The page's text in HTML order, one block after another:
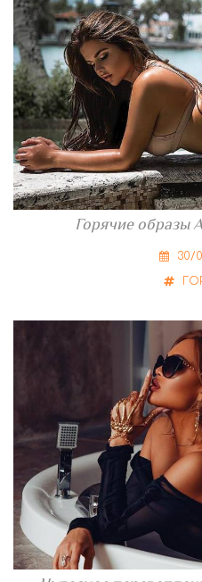
Горячие образы
30/